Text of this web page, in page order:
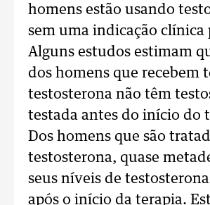
homens estão usando
sem uma indicação clínica
Alguns estudos estimam
dos homens que recebem
testosterona não têm
testada antes do início do
Dos homens que são
testosterona, quase
seus níveis de
após o início da terapia.